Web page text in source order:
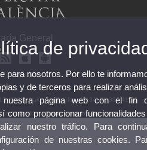
General
46010 València. Teléfono: (+34) 96 386 41 16
|Cookies|Transparencia|Buzón de Contacto
de
para nosotros. Por ello te
y de terceros para realizar
página web con el fin
como proporcionar
nuestro tráfico. Para
de nuestras cookies.